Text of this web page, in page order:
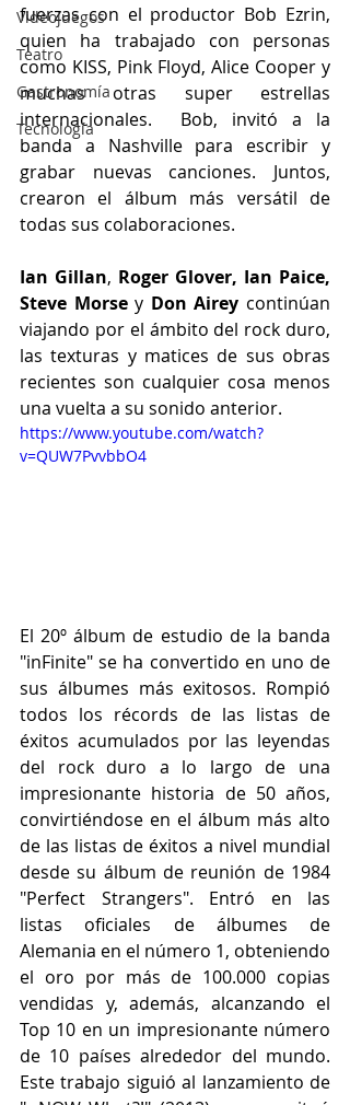
Videojuegos
Teatro
Gastronomía
Tecnología
fuerzas con el productor Bob Ezrin,
quien ha trabajado con personas
como KISS, Pink Floyd, Alice Cooper y
muchas otras super estrellas
internacionales.  Bob, invitó a la
banda a Nashville para escribir y
grabar nuevas canciones. Juntos,
crearon el álbum más versátil de
todas sus colaboraciones.
Ian Gillan, Roger Glover, Ian Paice,
Steve Morse y Don Airey continúan
viajando por el ámbito del rock duro,
las texturas y matices de sus obras
recientes son cualquier cosa menos
una vuelta a su sonido anterior.
https://www.youtube.com/watch?
v=QUW7PvvbbO4
El 20º álbum de estudio de la banda
"inFinite" se ha convertido en uno de
sus álbumes más exitosos. Rompió
todos los récords de las listas de
éxitos acumulados por las leyendas
del rock duro a lo largo de una
impresionante historia de 50 años,
convirtiéndose en el álbum más alto
de las listas de éxitos a nivel mundial
desde su álbum de reunión de 1984
"Perfect Strangers". Entró en las
listas oficiales de álbumes de
Alemania en el número 1, obteniendo
el oro por más de 100.000 copias
vendidas y, además, alcanzando el
Top 10 en un impresionante número
de 10 países alrededor del mundo.
Este trabajo siguió al lanzamiento de